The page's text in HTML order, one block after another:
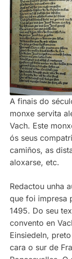
A finais do
monxe servita
Vach. Este
ós seus
camiños, as
aloxarse, etc.
Redactou unha
que foi impresa
1495. Do seu
convento en
Einsiedeln,
cara o sur de